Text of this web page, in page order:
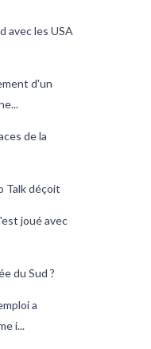
avec les USA
d'un
de la
Talk déçoit
joué avec
du Sud ?
a
i...